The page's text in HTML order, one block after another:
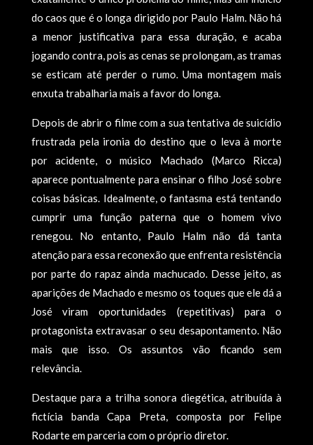
do caos que é o longa dirigido por Paulo Halm. Não há
a menor justificativa para essa duração, e acaba
jogando contra, pois as cenas se prolongam, as tramas
se esticam até perder o rumo. Uma montagem mais
enxuta trabalharia mais a favor do longa.
Depois de abrir o filme com a sua tentativa de suicídio
frustrada pela ironia do destino que o leva à morte
por acidente, o músico Machado (Marco Ricca)
aparece pontualmente para ensinar o filho José sobre
coisas básicas. Idealmente, o fantasma está tentando
cumprir uma função paterna que o homem vivo
renegou. No entanto, Paulo Halm não dá tanta
atenção para essa reconexão que enfrenta resistência
por parte do rapaz ainda machucado. Desse jeito, as
aparições de Machado e mesmo os toques que ele dá a
José viram oportunidades (repetitivas) para o
protagonista extravasar o seu desapontamento. Não
mais que isso. Os assuntos vão ficando sem
relevância.
Destaque para a trilha sonora diegética, atribuída à
fictícia banda Capa Preta, composta por Felipe
Rodarte em parceria com o próprio diretor.